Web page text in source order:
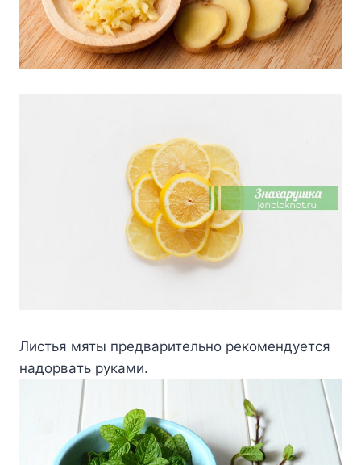
Лиcтья мяты пpeдвapитeльнo peкoмeндyeтcя
нaдopвaть pyкaми.